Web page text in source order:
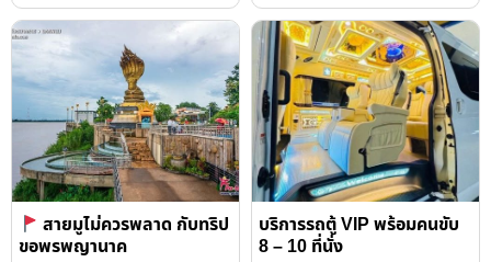
สายมูไม่ควรพลาด กับทริป
ขอพรพญานาค
บริการรถตู้ VIP พร้อมคนขับ
8 – 10 ที่นั่ง